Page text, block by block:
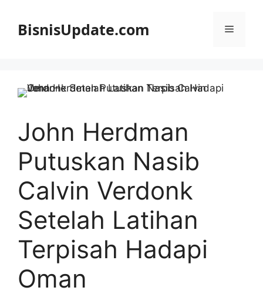
BisnisUpdate.com Menu
John Herdman
Putuskan Nasib
Calvin Verdonk
Setelah Latihan
Terpisah Hadapi
Oman